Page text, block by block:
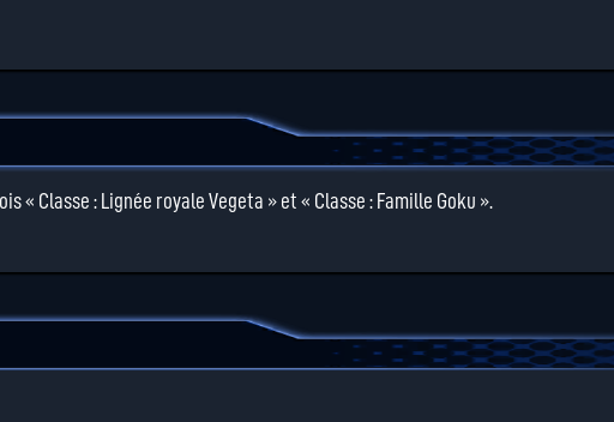
« Classe : Lignée royale Vegeta » et « Classe : Famille Goku ».